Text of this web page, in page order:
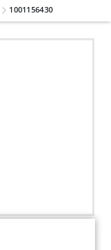
1001156430